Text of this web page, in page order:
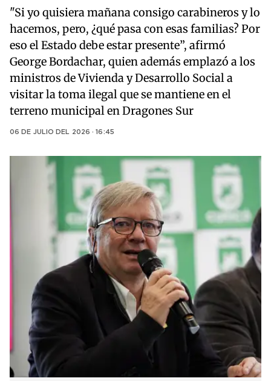
"Si yo quisiera mañana consigo carabineros y lo
hacemos, pero, ¿qué pasa con esas familias? Por
eso el Estado debe estar presente”, afirmó
George Bordachar, quien además emplazó a los
ministros de Vivienda y Desarrollo Social a
visitar la toma ilegal que se mantiene en el
terreno municipal en Dragones Sur
06 DE JULIO DEL 2026 · 16:45